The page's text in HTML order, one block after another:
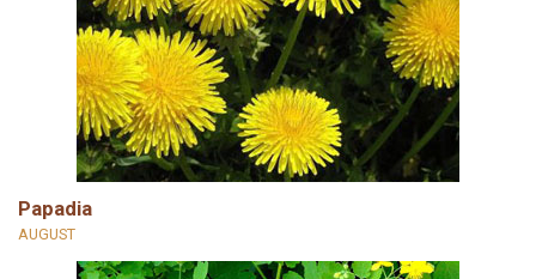
Papadia
AUGUST